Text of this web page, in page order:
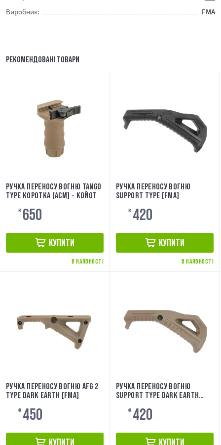
Виробник:
FMA
РЕКОМЕНДОВАНІ ТОВАРИ
РУЧКА ПЕРЕНОСУ ВОГНЮ TANGO
TYPE КОРОТКА [ACM] - КОЙОТ
₴ 650
КУПИТИ
В НАЯВНОСТІ
РУЧКА ПЕРЕНОСУ ВОГНЮ
SUPPORT TYPE [FMA]
₴ 420
КУПИТИ
В НАЯВНОСТІ
РУЧКА ПЕРЕНОСУ ВОГНЮ AFG 2
TYPE DARK EARTH [FMA]
₴ 450
КУПИТИ
РУЧКА ПЕРЕНОСУ ВОГНЮ
SUPPORT TYPE DARK EARTH
₴ 420
КУПИТИ